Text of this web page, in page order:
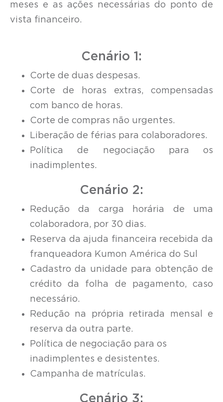
meses e as ações necessárias do ponto de
vista financeiro.
Cenário 1:
Corte de duas despesas.
Corte de horas extras, compensadas
com banco de horas.
Corte de compras não urgentes.
Liberação de férias para colaboradores.
Política de negociação para os
inadimplentes.
Cenário 2:
Redução da carga horária de uma
colaboradora, por 30 dias.
Reserva da ajuda financeira recebida da
franqueadora Kumon América do Sul
Cadastro da unidade para obtenção de
crédito da folha de pagamento, caso
necessário.
Redução na própria retirada mensal e
reserva da outra parte.
Política de negociação para os
inadimplentes e desistentes.
Campanha de matrículas.
Cenário 3: